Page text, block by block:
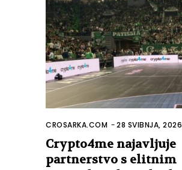
CROSARKA.COM -28 SVIBNJA, 2026
Crypto4me najavljuje
partnerstvo s elitnim